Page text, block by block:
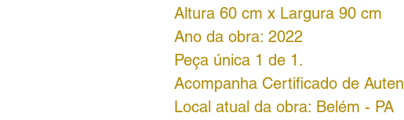
Altura 60 cm x Largura 90 cm
Ano da obra: 2022
Peça única 1 de 1.
Acompanha Certificado de
Local atual da obra: Belém - PA